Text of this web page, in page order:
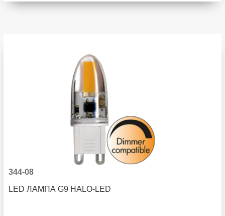
344-08
LED ЛАМПА G9 HALO-LED